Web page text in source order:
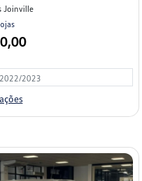
Joinville
2022/2023